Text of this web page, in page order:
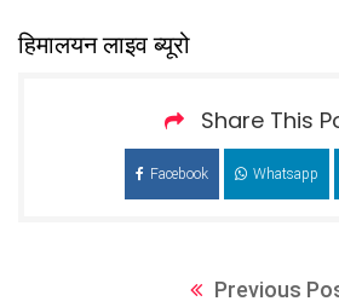
हिमालयन लाइव ब्यूरो
Share This
Facebook Whatsapp
Previous